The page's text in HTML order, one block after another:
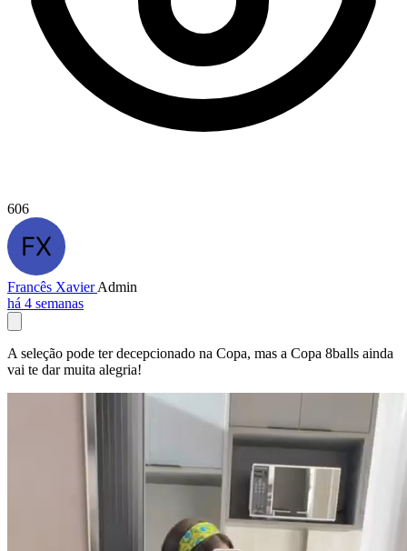
606
Francês XavierAdmin
há 4 semanas
A seleção pode ter decepcionado na Copa, mas a Copa 8balls ainda
vai te dar muita alegria!